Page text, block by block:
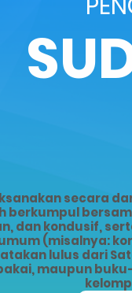
secara
berkumpul
dan kondusif,
(misalnya:
lulus dari
maupun